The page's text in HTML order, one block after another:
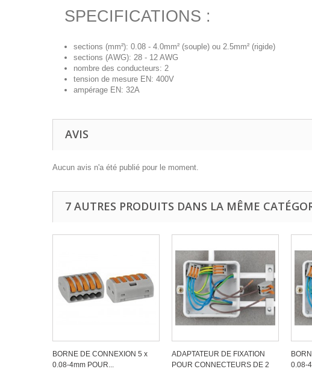
SPECIFICATIONS :
sections (mm²): 0.08 - 4.0mm² (souple) ou 2.5mm² (rigide)
sections (AWG): 28 - 12 AWG
nombre des conducteurs: 2
tension de mesure EN: 400V
ampérage EN: 32A
AVIS
Aucun avis n'a été publié pour le moment.
7 AUTRES PRODUITS DANS LA MÊME
BORNE DE CONNEXION 5 x
0.08-4mm POUR...
ADAPTATEUR DE FIXATION
POUR CONNECTEURS DE 2
0.08-